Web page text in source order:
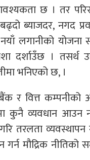
आवश्यकता छ । तर
ब्याजदर, नगद
लगानीको योजना
दर्शाउँछ । तसर्थ
भनिएको छ, ।
र वित्त
कुनै व्यवधान आउन
तरलता व्यवस्थापन
मौद्रिक नीतिको